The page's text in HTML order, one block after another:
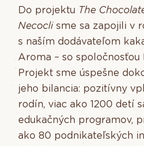
Do projektu The
Necoclisme sa zapojili v
s naším dodávateľom
Aroma – so spoločnosťou
Projekt sme úspešne
jeho bilancia: pozitívny
rodín, viac ako 1200 detí
edukačných programov,
ako 80 podnikateľských